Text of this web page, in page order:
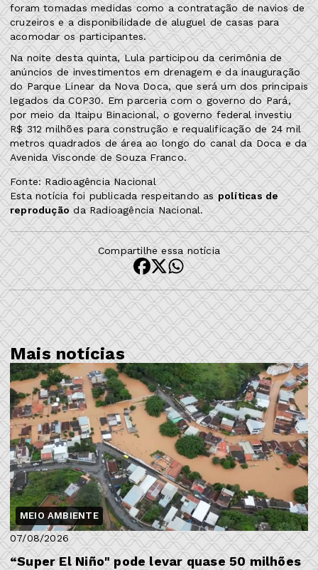
foram tomadas medidas como a contratação de navios de
cruzeiros e a disponibilidade de aluguel de casas para
acomodar os participantes.
Na noite desta quinta, Lula participou da cerimônia de
anúncios de investimentos em drenagem e da inauguração
do Parque Linear da Nova Doca, que será um dos principais
legados da COP30. Em parceria com o governo do Pará,
por meio da Itaipu Binacional, o governo federal investiu
R$ 312 milhões para construção e requalificação de 24 mil
metros quadrados de área ao longo do canal da Doca e da
Avenida Visconde de Souza Franco.
Fonte: Radioagência Nacional
Esta notícia foi publicada respeitando aspolíticas de
reproduçãoda Radioagência Nacional.
Compartilhe essa notícia
Mais notícias
MEIO AMBIENTE
07/08/2026
“Super El Niño" pode levar quase 50 milhões